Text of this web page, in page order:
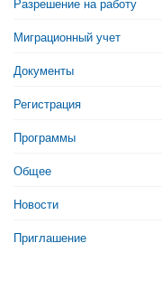
Миграционный учет
Документы
Регистрация
Программы
Общее
Новости
Приглашение